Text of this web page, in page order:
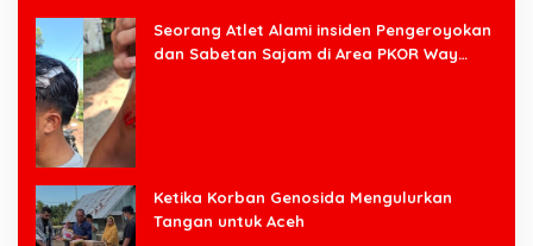
Seorang Atlet Alami insiden Pengeroyokan
dan Sabetan Sajam di Area PKOR Way
Ketika Korban Genosida Mengulurkan
Tangan untuk Aceh